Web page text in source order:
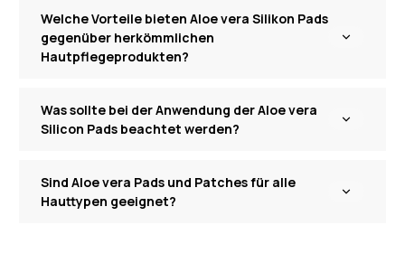
Welche Vorteile bieten Aloe vera Silikon Pads
gegenüber herkömmlichen
Hautpflegeprodukten?
Was sollte bei der Anwendung der Aloe vera
Silicon Pads beachtet werden?
Sind Aloe vera Pads und Patches für alle
Hauttypen geeignet?